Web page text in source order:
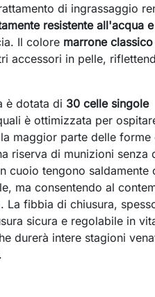
di ingrassaggio
resistente all'acqua
Il colore marrone classico
accessori in pelle,
è dotata di 30 celle singole
è ottimizzata per
maggior parte delle forme
riserva di munizioni senza
cuoio tengono saldamente
ma consentendo al
La fibbia di chiusura,
sicura e regolabile in
durerà intere stagioni